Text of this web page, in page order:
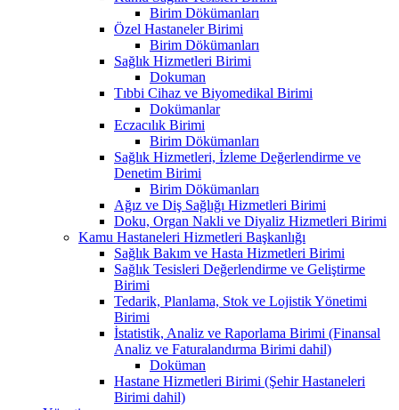
Birim Dökümanları
Özel Hastaneler Birimi
Birim Dökümanları
Sağlık Hizmetleri Birimi
Dokuman
Tıbbi Cihaz ve Biyomedikal Birimi
Dokümanlar
Eczacılık Birimi
Birim Dökümanları
Sağlık Hizmetleri, İzleme Değerlendirme ve
Denetim Birimi
Birim Dökümanları
Ağız ve Diş Sağlığı Hizmetleri Birimi
Doku, Organ Nakli ve Diyaliz Hizmetleri Birimi
Kamu Hastaneleri Hizmetleri Başkanlığı
Sağlık Bakım ve Hasta Hizmetleri Birimi
Sağlık Tesisleri Değerlendirme ve Geliştirme
Birimi
Tedarik, Planlama, Stok ve Lojistik Yönetimi
Birimi
İstatistik, Analiz ve Raporlama Birimi (Finansal
Analiz ve Faturalandırma Birimi dahil)
Doküman
Hastane Hizmetleri Birimi (Şehir Hastaneleri
Birimi dahil)